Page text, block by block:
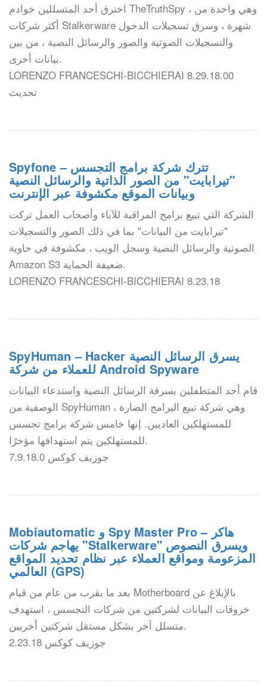
اخترق أحد المتسللين خوادم TheTruthSpy ، وهي واحدة من
أكثر شركات Stalkerware شهرة ، وسرق تسجيلات الدخول
والتسجيلات الصوتية والصور والرسائل النصية ، من بين
بيانات أخرى.
LORENZO FRANCESCHI-BICCHIERAI 8.29.18.00
تحديث
Spyfone – تترك شركة برامج التجسس
"تيرابايت" من الصور الذاتية والرسائل النصية
وبيانات الموقع مكشوفة عبر الإنترنت
الشركة التي تبيع برامج المراقبة للآباء وأصحاب العمل تركت
"تيرابايت من البيانات" بما في ذلك الصور والتسجيلات
الصوتية والرسائل النصية وسجل الويب ، مكشوفة في حاوية
Amazon S3 ضعيفة الحماية.
LORENZO FRANCESCHI-BICCHIERAI 8.23.18
SpyHuman – Hacker يسرق الرسائل النصية
للعملاء من شركة Android Spyware
قام أحد المتطفلين بسرقة الرسائل النصية واستدعاء البيانات
الوصفية من SpyHuman ، وهي شركة تبيع البرامج الضارة
للمستهلكين العاديين. إنها خامس شركة برامج تجسس
للمستهلكين يتم استهدافها مؤخرًا.
جوزيف كوكس 7.9.18.0
Mobiautomatic و Spy Master Pro – هاكر
يهاجم شركات "Stalkerware" ويسرق النصوص
المزعومة ومواقع العملاء عبر نظام تحديد المواقع
العالمي (GPS)
بعد ما يقرب من عام من قيام Motherboard بالإبلاغ عن
خروقات البيانات لشركتين من شركات التجسس ، استهدف
متسلل آخر بشكل مستقل شركتين أخريين.
جوزيف كوكس 2.23.18